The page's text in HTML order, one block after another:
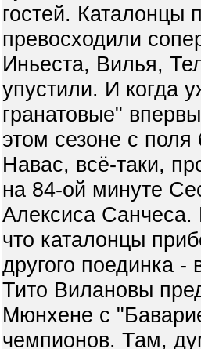
гостей. Каталонцы
превосходили
Иньеста, Вилья,
упустили. И когда
гранатовые"
этом сезоне с поля
Навас, всё-таки,
на 84-ой минуте
Алексиса
что каталонцы
другого поединка -
Тито Вилановы
Мюнхене с
чемпионов. Там,